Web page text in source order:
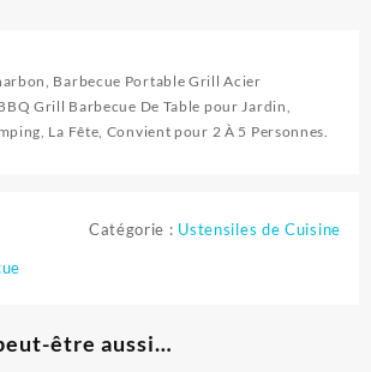
Barbecue Portable Grill Acier
Grill Barbecue De Table pour Jardin,
La Fête, Convient pour 2 À 5 Personnes.
Catégorie : Ustensiles de Cuisine
être aussi…